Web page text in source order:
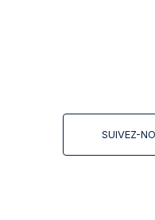
SUIVEZ-